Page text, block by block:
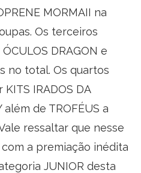
MORMAII na
Os terceiros
DRAGON e
no total. Os quartos
IRADOS DA
além de TROFÉUS a
ressaltar que nesse
a premiação inédita
JUNIOR desta